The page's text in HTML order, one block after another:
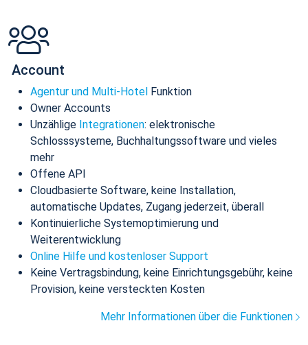
Account
Agentur und Multi-Hotel Funktion
Owner Accounts
Unzählige Integrationen: elektronische
Schlosssysteme, Buchhaltungssoftware und vieles
mehr
Offene API
Cloudbasierte Software, keine Installation,
automatische Updates, Zugang jederzeit, überall
Kontinuierliche Systemoptimierung und
Weiterentwicklung
Online Hilfe und kostenloser Support
Keine Vertragsbindung, keine Einrichtungsgebühr, keine
Provision, keine versteckten Kosten
Mehr Informationen über die Funktionen